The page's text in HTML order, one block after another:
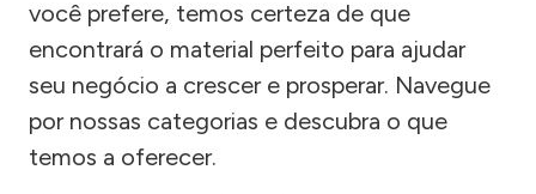
você prefere, temos certeza de que
encontrará o material perfeito para ajudar
seu negócio a crescer e prosperar. Navegue
por nossas categorias e descubra o que
temos a oferecer.